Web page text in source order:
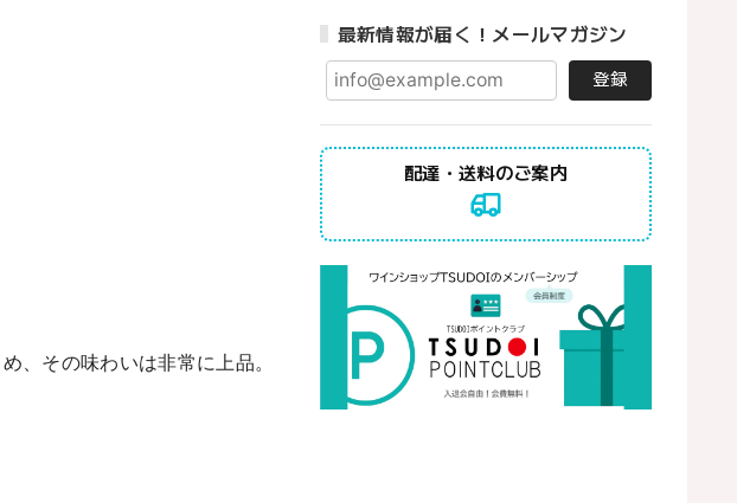
最新情報が届く！メールマガジン
登録
配達・送料のご案内
、その味わいは非常に上品。